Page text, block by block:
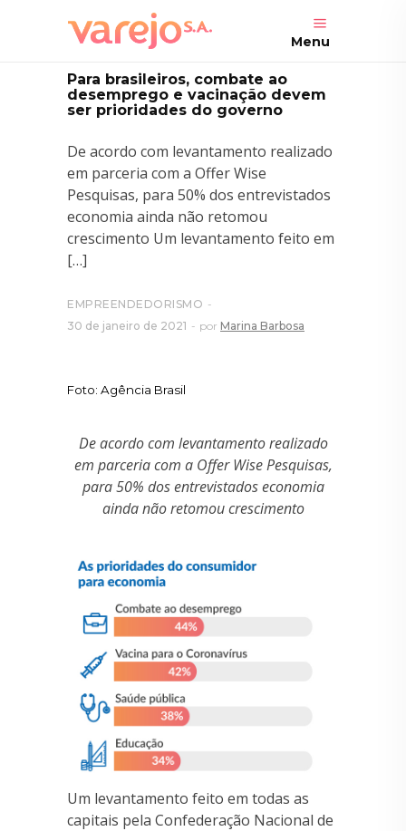
Menu
Para brasileiros, combate ao
desemprego e vacinação devem
ser prioridades do governo
De acordo com levantamento realizado
em parceria com a Offer Wise
Pesquisas, para 50% dos entrevistados
economia ainda não retomou
crescimento Um levantamento feito em
[…]
EMPREENDEDORISMO
30 de janeiro de 2021
por Marina Barbosa
Foto: Agência Brasil
De acordo com levantamento realizado
em parceria com a Offer Wise Pesquisas,
para 50% dos entrevistados economia
ainda não retomou crescimento
Um levantamento feito em todas as
capitais pela Confederação Nacional de